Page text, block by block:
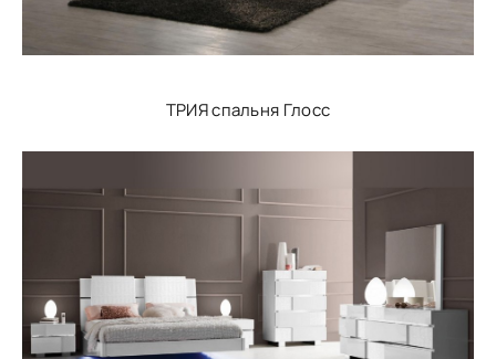
ТРИЯ спальня Глосс